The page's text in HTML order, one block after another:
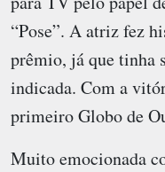
“Pose”. A atriz fez
prêmio, já que tinha
indicada. Com a
primeiro Globo de
Muito emocionada